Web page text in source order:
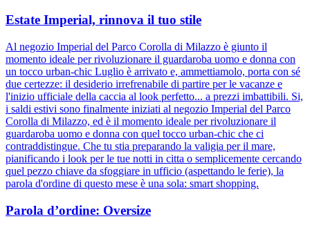
Estate Imperial, rinnova il tuo stile
Al negozio Imperial del Parco Corolla di Milazzo è giunto il
momento ideale per rivoluzionare il guardaroba uomo e donna con
un tocco urban-chic Luglio è arrivato e, ammettiamolo, porta con sé
due certezze: il desiderio irrefrenabile di partire per le vacanze e
l'inizio ufficiale della caccia al look perfetto... a prezzi imbattibili. Si,
i saldi estivi sono finalmente iniziati al negozio Imperial del Parco
Corolla di Milazzo, ed è il momento ideale per rivoluzionare il
guardaroba uomo e donna con quel tocco urban-chic che ci
contraddistingue. Che tu stia preparando la valigia per il mare,
pianificando i look per le tue notti in citta o semplicemente cercando
quel pezzo chiave da sfoggiare in ufficio (aspettando le ferie), la
parola d'ordine di questo mese è una sola: smart shopping.
Parola d’ordine: Oversize